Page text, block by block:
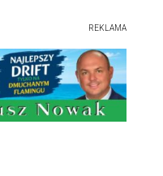
REKLAMA